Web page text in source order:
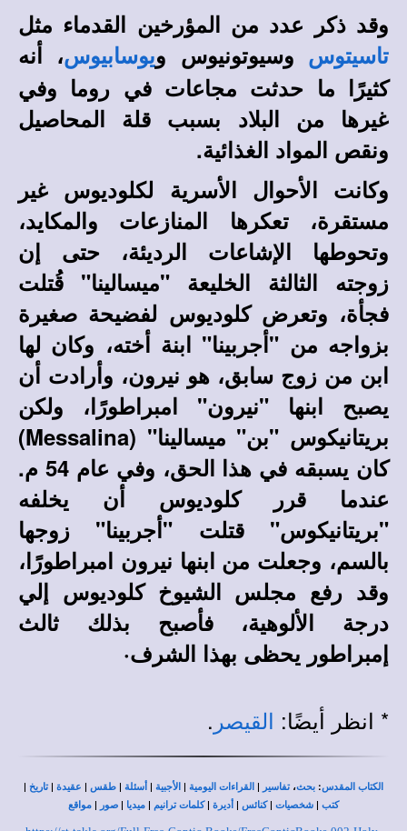
وقد ذكر عدد من المؤرخين القدماء مثل
تاسيتوس وسيوتونيوس ويوسابيوس، أنه
كثيرًا ما حدثت مجاعات في روما وفي
غيرها من البلاد بسبب قلة المحاصيل
ونقص المواد الغذائية.
وكانت الأحوال الأسرية لكلوديوس غير
مستقرة، تعكرها المنازعات والمكايد،
وتحوطها الإشاعات الرديئة، حتى إن
زوجته الثالثة الخليعة "ميسالينا" قُتلت
فجأة، وتعرض كلوديوس لفضيحة صغيرة
بزواجه من "أجربينا" ابنة أخته، وكان لها
ابن من زوج سابق، هو نيرون، وأرادت أن
يصبح ابنها "نيرون" امبراطورًا، ولكن
بريتانيكوس "بن" ميسالينا" (Messalina)
كان يسبقه في هذا الحق، وفي عام 54 م.
عندما قرر كلوديوس أن يخلفه
"بريتانيكوس" قتلت "أجربينا" زوجها
بالسم، وجعلت من ابنها نيرون امبراطورًا،
وقد رفع مجلس الشيوخ كلوديوس إلي
درجة الألوهية، فأصبح بذلك ثالث
إمبراطور يحظى بهذا الشرف·
* انظر أيضًا: القيصر .
الكتاب المقدس: بحث،تفاسير | القراءات اليومية | الأجبية | أسئلة | طقس | عقيدة |تاريخ |
كتب | شخصيات |كنائس | أديرة |كلمات ترانيم | ميديا | صور | مواقع